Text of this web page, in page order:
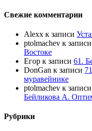
Свежие комментарии
Alexx к записи
ptolmachev к записи
Востоке
Егор к записи 61.
DonGan к записи
муравейнике
ptolmachev к записи
Бейликова А.
Рубрики